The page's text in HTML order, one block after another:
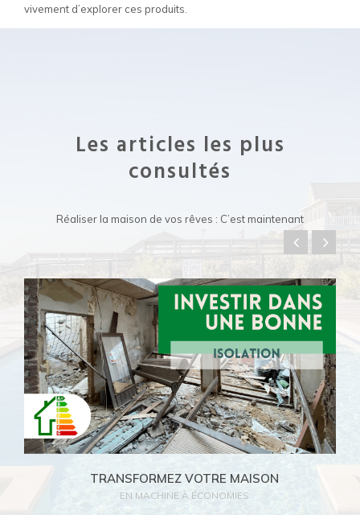
vivement d’explorer ces produits.
Les articles les plus
consultés
Réaliser la maison de vos rêves : C’est maintenant
Lire l'article
TRANSFORMEZ VOTRE MAISON
EN MACHINE À ÉCONOMIES